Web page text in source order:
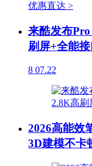
优惠直达 >
来酷发布
刷屏+全能接
8 07.22
2026高能效
3D建模不卡